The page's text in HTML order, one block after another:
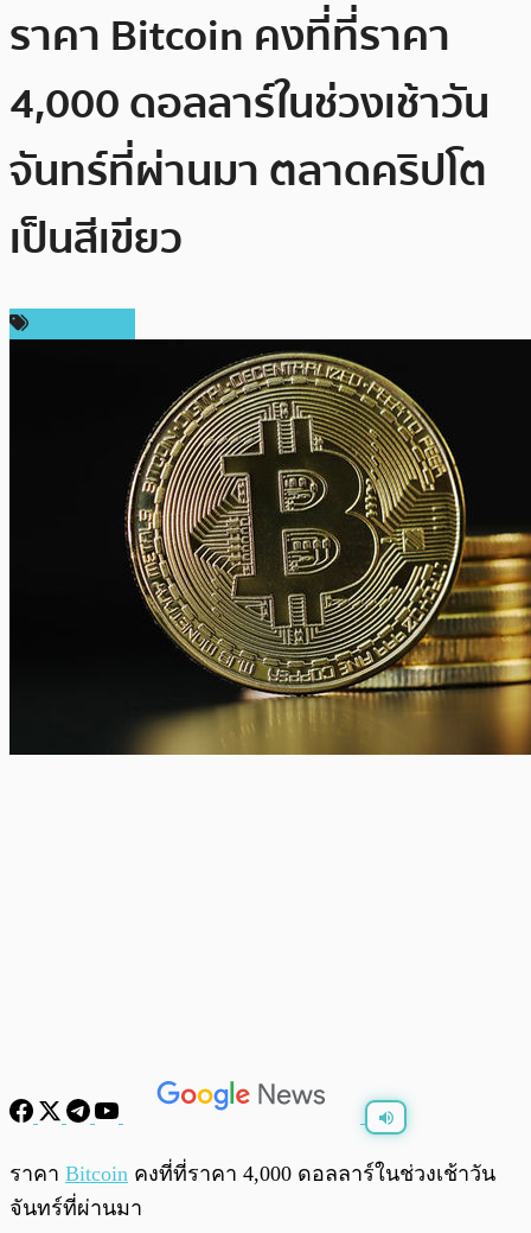
ราคา Bitcoin คงที่ที่ราคา
4,000 ดอลลาร์ในช่วงเช้าวัน
จันทร์ที่ผ่านมา ตลาดคริปโต
เป็นสีเขียว
0:00 /0:00
ราคา Bitcoin คงที่ที่ราคา 4,000 ดอลลาร์ในช่วงเช้าวัน
จันทร์ที่ผ่านมา